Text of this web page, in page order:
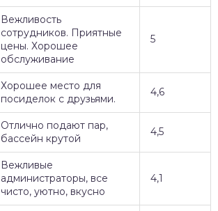
Вежливость
сотрудников. Приятные
цены. Хорошее
обслуживание
5
Хорошее место для
посиделок с друзьями.
4,6
Отлично подают пар,
бассейн крутой
4,5
Вежливые
администраторы, все
чисто, уютно, вкусно
4,1